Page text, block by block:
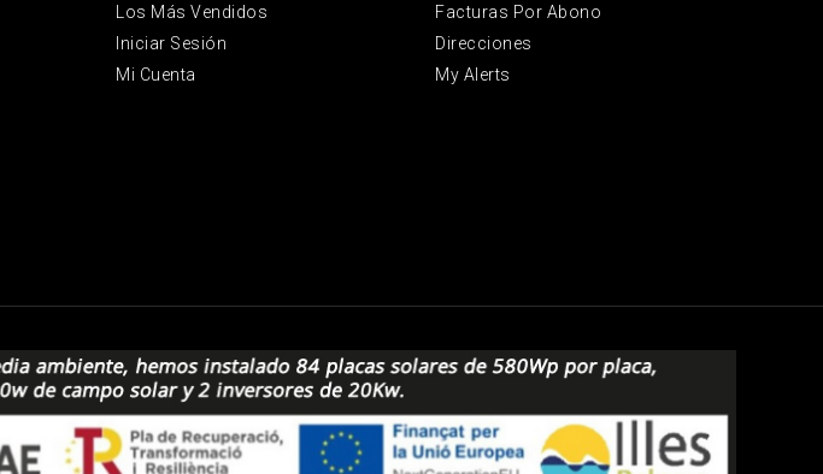
Facturas Por Abono
Direcciones
My Alerts
Los Más Vendidos
Iniciar Sesión
Mi Cuenta